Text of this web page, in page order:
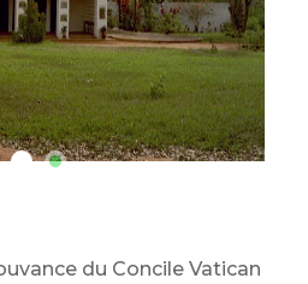
du Concile Vatican